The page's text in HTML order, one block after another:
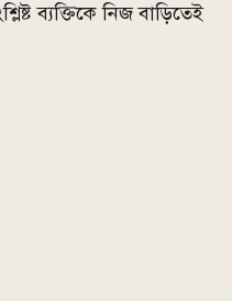
ব্যক্তিকে নিজ বাড়িতেই